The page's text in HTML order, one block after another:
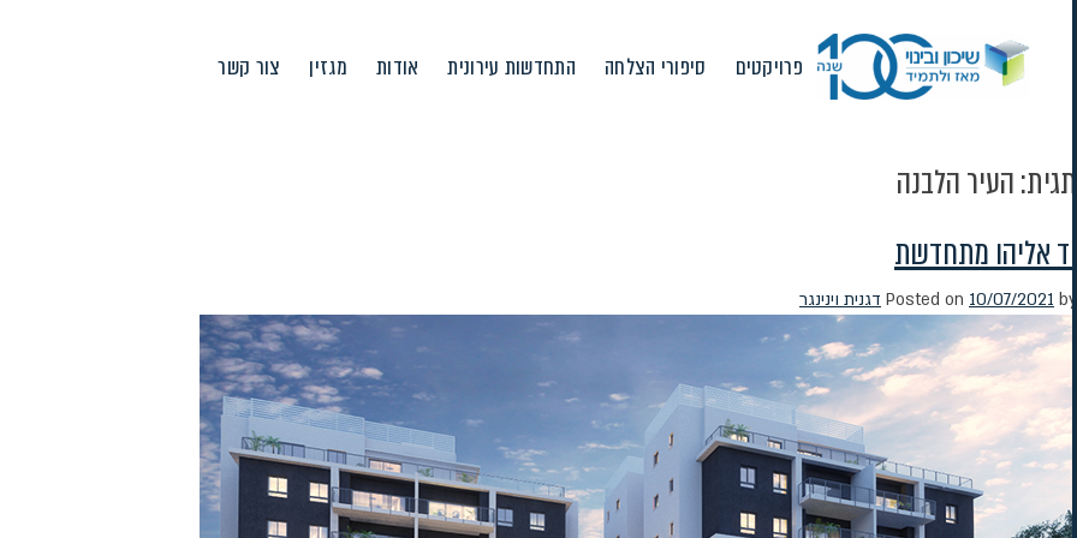
content
פרויקטים סיפורי הצלחה התחדשות עירונית אודות מגזין צור קשר
תגית:העיר הלבנה
יד אליהו מתחדשת
Posted on 10/07/2021 by דגנית וינינגר